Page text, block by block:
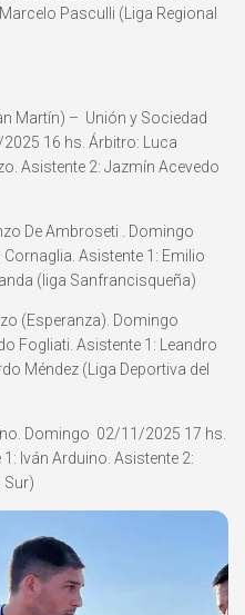
Pasculli (Liga Regional
Martín) – Unión y Sociedad
16 hs. Árbitro: Luca
Asistente 2: Jazmín Acevedo
De Ambroseti . Domingo
Asistente 1: Emilio
(liga Sanfrancisqueña)
(Esperanza). Domingo
Fogliati. Asistente 1: Leandro
Méndez (Liga Deportiva del
Domingo 02/11/2025 17 hs.
Iván Arduino. Asistente 2:
Sur)